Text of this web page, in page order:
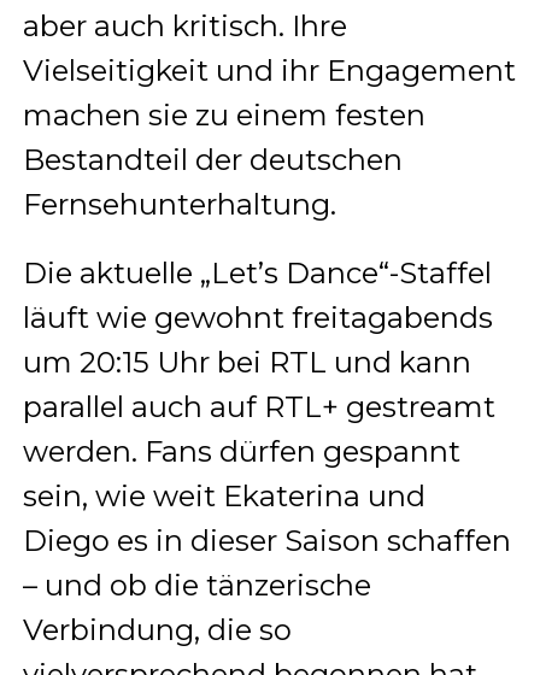
aber auch kritisch. Ihre
Vielseitigkeit und ihr Engagement
machen sie zu einem festen
Bestandteil der deutschen
Fernsehunterhaltung.
Die aktuelle „Let’s Dance“-Staffel
läuft wie gewohnt freitagabends
um 20:15 Uhr bei RTL und kann
parallel auch auf RTL+ gestreamt
werden. Fans dürfen gespannt
sein, wie weit Ekaterina und
Diego es in dieser Saison schaffen
– und ob die tänzerische
Verbindung, die so